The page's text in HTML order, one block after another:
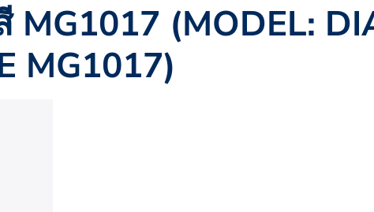
MG1017 (MODEL:
MG1017)